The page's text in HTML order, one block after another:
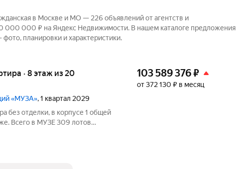
в Москве и МО — 226 объявлений от агентств и
000 000 ₽ на Яндекс Недвижимости. В нашем каталоге предложения
планировки и характеристики.
· 8 этаж из 20
«МУЗА», 1 квартал 2029
без отделки, в корпусе 1 общей
Всего в МУЗЕ 309 лотов
103 589 376₽
от 372 130 ₽ в месяц